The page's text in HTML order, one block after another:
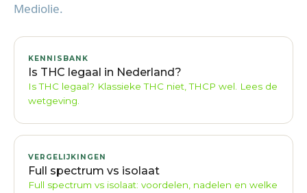
Mediolie.
KENNISBANK
Is THC legaal in Nederland?
Is THC legaal? Klassieke THC niet, THCP wel. Lees de
wetgeving.
VERGELIJKINGEN
Full spectrum vs isolaat
Full spectrum vs isolaat: voordelen, nadelen en welke